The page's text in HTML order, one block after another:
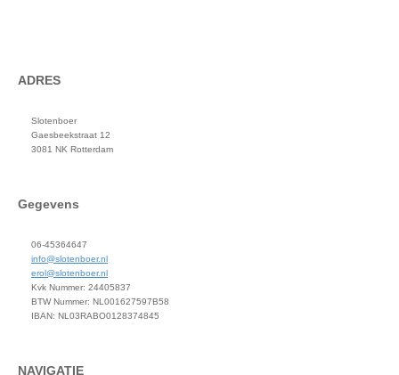
ADRES
Slotenboer
Gaesbeekstraat 12
3081 NK Rotterdam
Gegevens
06-45364647
info@slotenboer.nl
erol@slotenboer.nl
Kvk Nummer: 24405837
BTW Nummer: NL001627597B58
IBAN: NL03RABO0128374845
NAVIGATIE